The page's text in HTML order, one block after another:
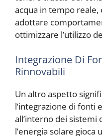
acqua in tempo
adottare
ottimizzare l’utilizzo
Integrazione Di
Rinnovabili
Un altro aspetto
l’integrazione di fonti
all’interno dei sistemi
l’energia solare